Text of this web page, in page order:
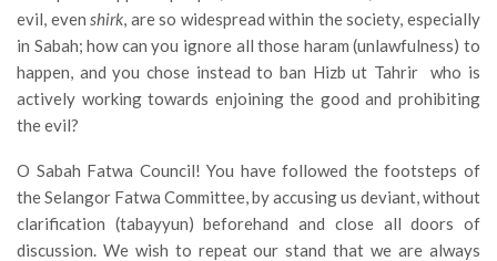
evil, even shirk , are so widespread within the society, especially
in Sabah; how can you ignore all those haram (unlawfulness) to
happen, and you chose instead to ban Hizb ut Tahrir who is
actively working towards enjoining the good and prohibiting
the evil?
O Sabah Fatwa Council! You have followed the footsteps of
the Selangor Fatwa Committee, by accusing us deviant, without
clarification (tabayyun) beforehand and close all doors of
discussion. We wish to repeat our stand that we are always